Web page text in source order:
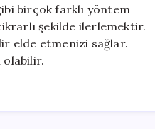
birçok farklı yöntem
şekilde ilerlemektir.
elde etmenizi sağlar.
olabilir.